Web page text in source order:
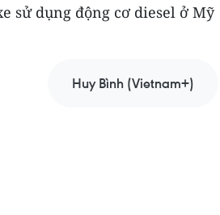
sử dụng động cơ diesel ở Mỹ
Huy Bình (Vietnam+)